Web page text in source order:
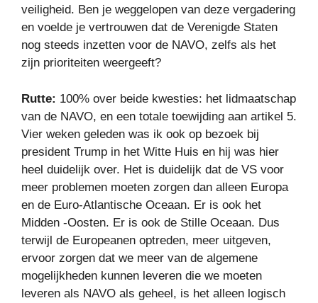
veiligheid. Ben je weggelopen van deze vergadering
en voelde je vertrouwen dat de Verenigde Staten
nog steeds inzetten voor de NAVO, zelfs als het
zijn prioriteiten weergeeft?
Rutte: 100% over beide kwesties: het lidmaatschap
van de NAVO, en een totale toewijding aan artikel 5.
Vier weken geleden was ik ook op bezoek bij
president Trump in het Witte Huis en hij was hier
heel duidelijk over. Het is duidelijk dat de VS voor
meer problemen moeten zorgen dan alleen Europa
en de Euro-Atlantische Oceaan. Er is ook het
Midden -Oosten. Er is ook de Stille Oceaan. Dus
terwijl de Europeanen optreden, meer uitgeven,
ervoor zorgen dat we meer van de algemene
mogelijkheden kunnen leveren die we moeten
leveren als NAVO als geheel, is het alleen logisch